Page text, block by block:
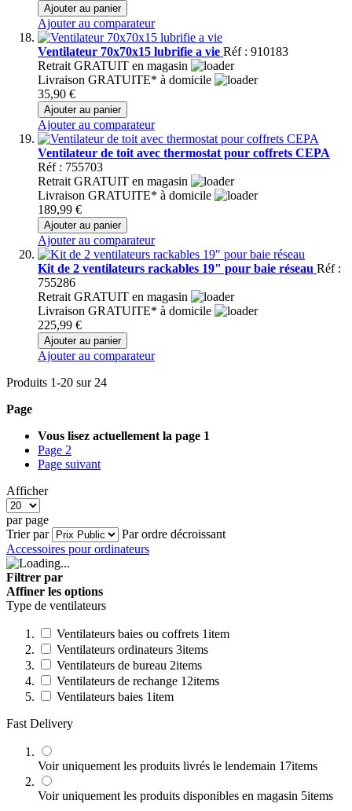
Ajouter au panier
Ajouter au comparateur
Ventilateur 70x70x15 lubrifie a vie Réf : 910183
Retrait GRATUIT en magasin
Livraison GRATUITE* à domicile
35,90 €
Ajouter au panier
Ajouter au comparateur
Ventilateur de toit avec thermostat pour coffrets CEPA
Réf : 755703
Retrait GRATUIT en magasin
Livraison GRATUITE* à domicile
189,99 €
Ajouter au panier
Ajouter au comparateur
Kit de 2 ventilateurs rackables 19" pour baie réseau Réf :
755286
Retrait GRATUIT en magasin
Livraison GRATUITE* à domicile
225,99 €
Ajouter au panier
Ajouter au comparateur
Produits 1-20 sur 24
Page
Vous lisez actuellement la page 1
Page 2
Page suivant
Afficher
par page
Trier par
Par ordre décroissant
Accessoires pour ordinateurs
Filtrer par
Affiner les options
Type de ventilateurs
Ventilateurs baies ou coffrets 1item
Ventilateurs ordinateurs 3items
Ventilateurs de bureau 2items
Ventilateurs de rechange 12items
Ventilateurs baies 1item
Fast Delivery
Voir uniquement les produits livrés le lendemain 17items
Voir uniquement les produits disponibles en magasin 5items